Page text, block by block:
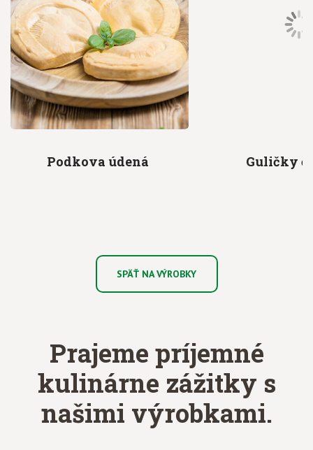
Podkova údená Guličky
SPÄŤ NA VÝROBKY
Prajeme príjemné
kulinárne zážitky s
našimi výrobkami.